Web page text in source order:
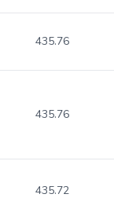
435.76
435.76
435.72